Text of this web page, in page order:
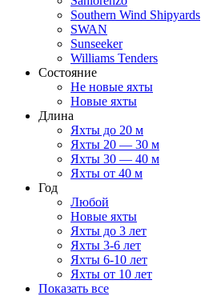
Southern Wind Shipyards
SWAN
Sunseeker
Williams Tenders
Состояние
Не новые яхты
Новые яхты
Длина
Яхты до 20 м
Яхты 20 — 30 м
Яхты 30 — 40 м
Яхты от 40 м
Год
Любой
Новые яхты
Яхты до 3 лет
Яхты 3-6 лет
Яхты 6-10 лет
Яхты от 10 лет
Показать все